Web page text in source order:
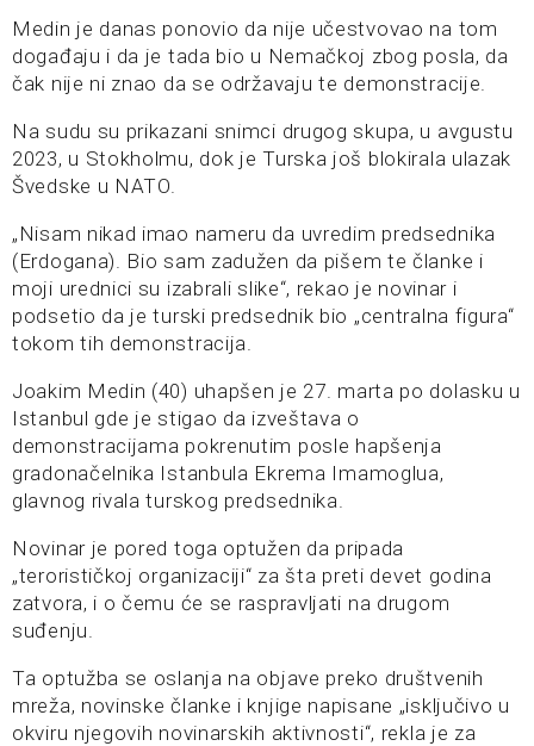
Medin je danas ponovio da nije učestvovao na tom
događaju i da je tada bio u Nemačkoj zbog posla, da
čak nije ni znao da se održavaju te demonstracije.
Na sudu su prikazani snimci drugog skupa, u avgustu
2023, u Stokholmu, dok je Turska još blokirala ulazak
Švedske u NATO.
„Nisam nikad imao nameru da uvredim predsednika
(Erdogana). Bio sam zadužen da pišem te članke i
moji urednici su izabrali slike“, rekao je novinar i
podsetio da je turski predsednik bio „centralna figura“
tokom tih demonstracija.
Joakim Medin (40) uhapšen je 27. marta po dolasku u
Istanbul gde je stigao da izveštava o
demonstracijama pokrenutim posle hapšenja
gradonačelnika Istanbula Ekrema Imamoglua,
glavnog rivala turskog predsednika.
Novinar je pored toga optužen da pripada
„terorističkoj organizaciji“ za šta preti devet godina
zatvora, i o čemu će se raspravljati na drugom
suđenju.
Ta optužba se oslanja na objave preko društvenih
mreža, novinske članke i knjige napisane „isključivo u
okviru njegovih novinarskih aktivnosti“, rekla je za